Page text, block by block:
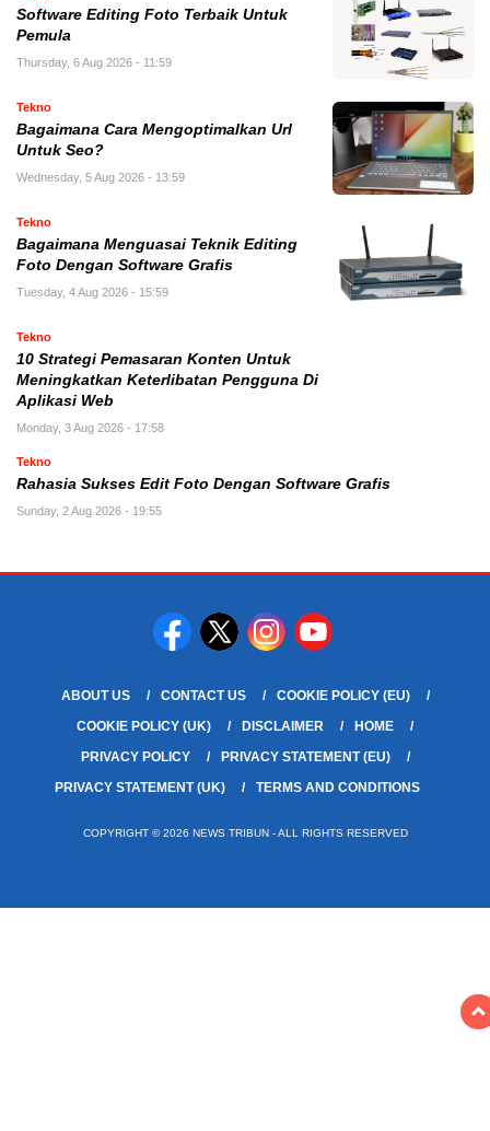
Software Editing Foto Terbaik Untuk
Pemula
Thursday, 6 Aug 2026 - 11:59
Tekno
Bagaimana Cara Mengoptimalkan Url
Untuk Seo?
Wednesday, 5 Aug 2026 - 13:59
Tekno
Bagaimana Menguasai Teknik Editing
Foto Dengan Software Grafis
Tuesday, 4 Aug 2026 - 15:59
Tekno
10 Strategi Pemasaran Konten Untuk
Meningkatkan Keterlibatan Pengguna Di
Aplikasi Web
Monday, 3 Aug 2026 - 17:58
Tekno
Rahasia Sukses Edit Foto Dengan Software Grafis
Sunday, 2 Aug 2026 - 19:55
ABOUT US CONTACT US
COOKIE POLICY (EU)
COOKIE POLICY (UK)
DISCLAIMER
HOME
PRIVACY POLICY
PRIVACY STATEMENT (EU)
PRIVACY STATEMENT (UK)
TERMS AND CONDITIONS
COPYRIGHT © 2026 NEWS TRIBUN - ALL RIGHTS RESERVED